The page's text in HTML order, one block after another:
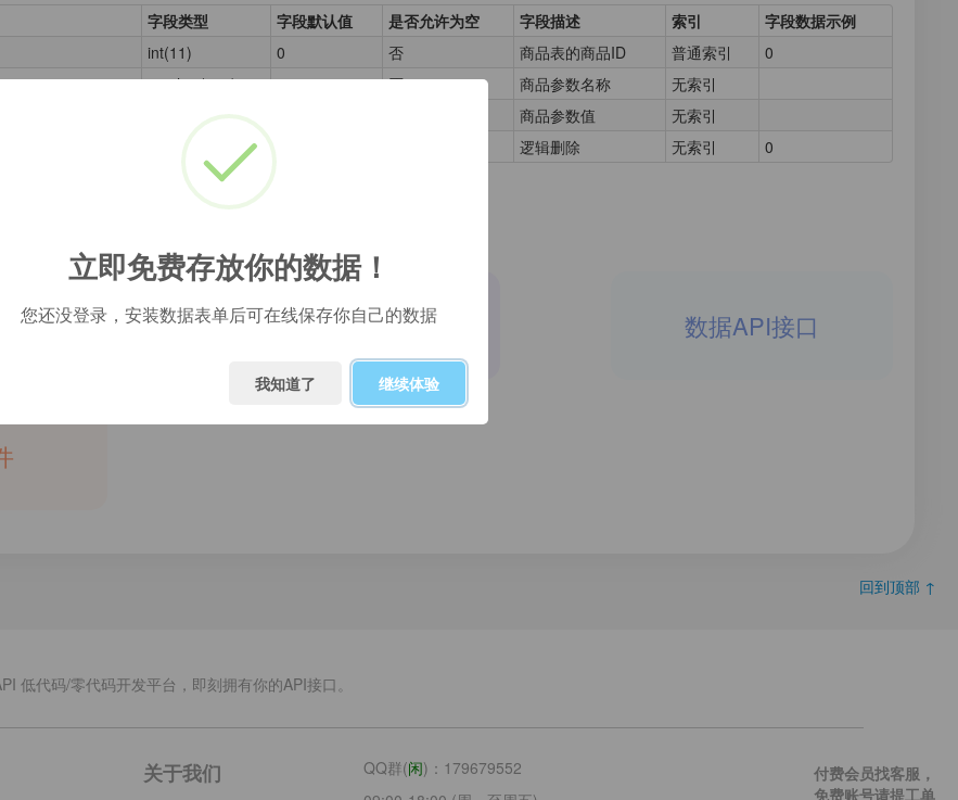
字段类型 字段默认值 是否允许为空 字段描述 索引
字段数据示例
int(11) 0 否 商品表的商品ID 普通索引
0
varchar(255) 否 商品参数名称
无索引
varchar(255) 商品参数值
无索引
tinyint(1) 逻辑删除 无索引 0
单 新手表单模板 数据API接口
立即免费存放你的数据！
您还没登录，安装数据表单后可在线保存你自己的数据
我知道了 继续体验
回到顶部 ↑
低代码/零代码开发平台，即刻拥有你的API接口。
关于我们 QQ群(闲)：179679552
付费会员找客服，
免费账号请提工单